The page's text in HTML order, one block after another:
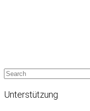
Unterstützung